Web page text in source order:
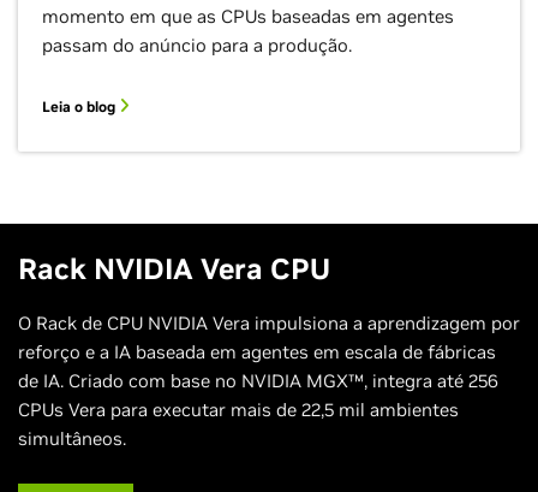
momento em que as CPUs baseadas em agentes
passam do anúncio para a produção.
Leia o blog
Rack NVIDIA Vera CPU
O Rack de CPU NVIDIA Vera impulsiona a aprendizagem por
reforço e a IA baseada em agentes em escala de fábricas
de IA. Criado com base no NVIDIA MGX™, integra até 256
CPUs Vera para executar mais de 22,5 mil ambientes
simultâneos.